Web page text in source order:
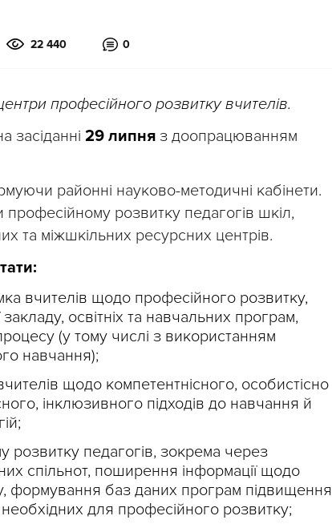
22 440 0
професійного розвитку вчителів.
засіданні 29 липня з доопрацюванням
районні науково-методичні кабінети.
розвитку педагогів шкіл,
та міжшкільних ресурсних центрів.
вчителів щодо професійного розвитку,
закладу, освітніх та навчальних програм,
(у тому числі з використанням
навчання);
щодо компетентнісного, особистісно
інклюзивного підходів до навчання й
розвитку педагогів, зокрема через
спільнот, поширення інформації щодо
формування баз даних програм підвищення
необхідних для професійного розвитку;